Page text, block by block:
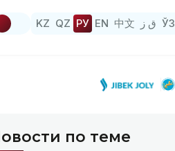
KZ QZ РУ EN 中文 ق ز ЎЗ
по теме